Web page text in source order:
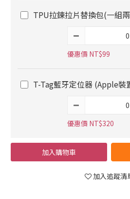
TPU拉鍊拉片替換包(一組
優惠價 NT$99
T-Tag藍牙定位器 (Apple裝
優惠價 NT$320
加入購物車
加入追蹤清